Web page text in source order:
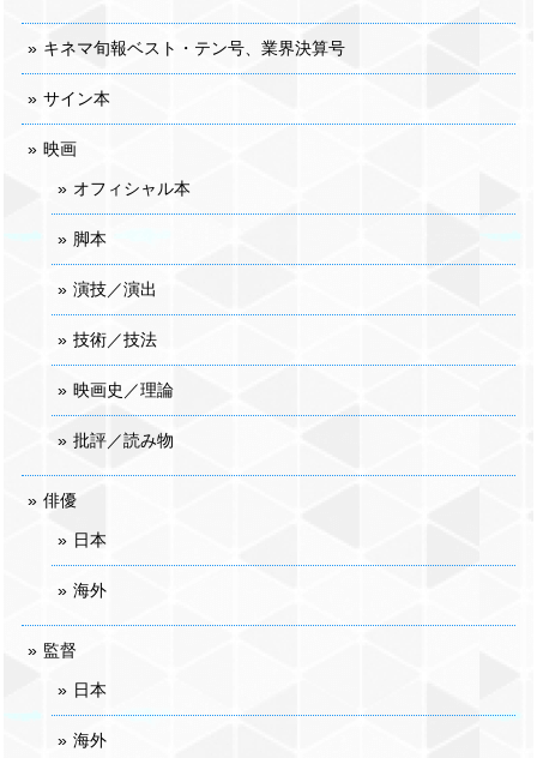
キネマ旬報ベスト・テン号、業界決算号
サイン本
映画
オフィシャル本
脚本
演技／演出
技術／技法
映画史／理論
批評／読み物
俳優
日本
海外
監督
日本
海外